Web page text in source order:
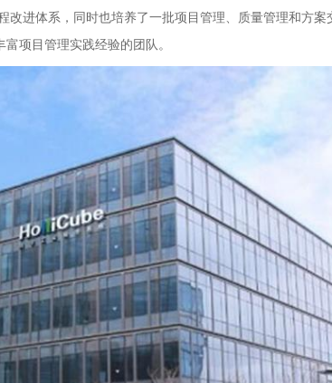
改进体系，同时也培养了一批项目管理、质量管理和方案
项目管理实践经验的团队。